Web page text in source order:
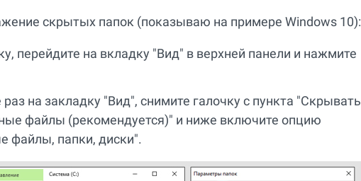
скрытых папок (показываю на примере Windows 10):
перейдите на вкладку "Вид" в верхней панели и нажмите
на закладку "Вид", снимите галочку с пункта "Скрывать
файлы (рекомендуется)" и ниже включите опцию
файлы, папки, диски".